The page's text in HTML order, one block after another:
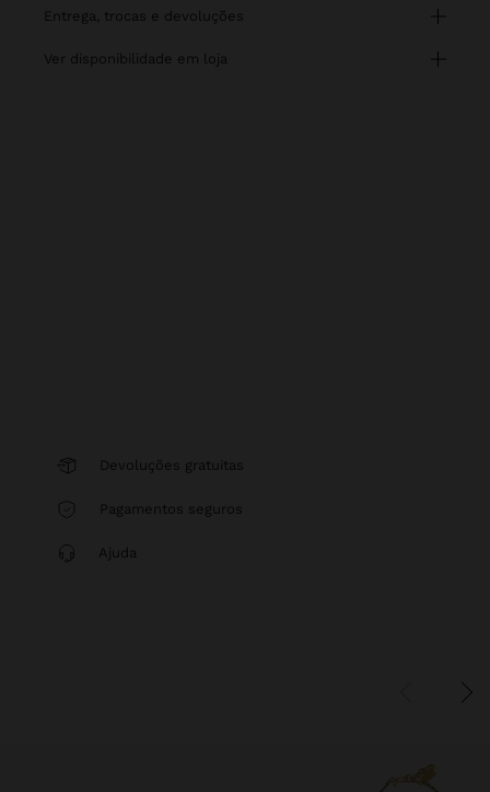
entrega, trocas e devoluções
ver disponibilidade em loja
Devoluções gratuitas
Pagamentos seguros
Ajuda